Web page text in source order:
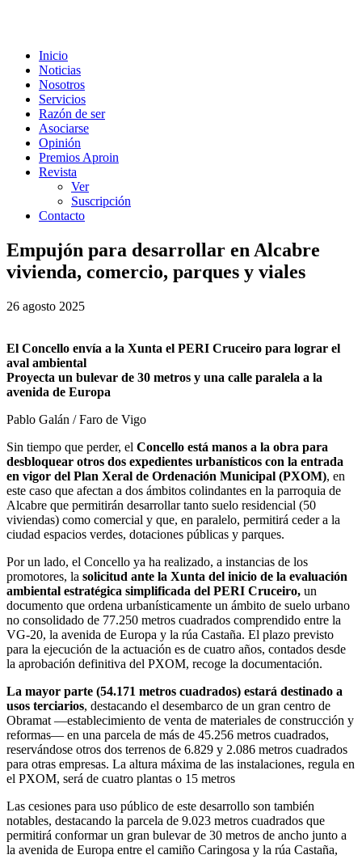
Inicio
Noticias
Nosotros
Servicios
Razón de ser
Asociarse
Opinión
Premios Aproin
Revista
Ver
Suscripción
Contacto
Empujón para desarrollar en Alcabre
vivienda, comercio, parques y viales
26 agosto 2025
El Concello envía a la Xunta el PERI Cruceiro para lograr el
aval ambiental
Proyecta un bulevar de 30 metros y una calle paralela a la
avenida de Europa
Pablo Galán / Faro de Vigo
Sin tiempo que perder, el Concello está manos a la obra para
desbloquear otros dos expedientes urbanísticos con la entrada
en vigor del Plan Xeral de Ordenación Municipal (PXOM), en
este caso que afectan a dos ámbitos colindantes en la parroquia de
Alcabre que permitirán desarrollar tanto suelo residencial (50
viviendas) como comercial y que, en paralelo, permitirá ceder a la
ciudad espacios verdes, dotaciones públicas y parques.
Por un lado, el Concello ya ha realizado, a instancias de los
promotores, la solicitud ante la Xunta del inicio de la evaluación
ambiental estratégica simplificada del PERI Cruceiro, un
documento que ordena urbanísticamente un ámbito de suelo urbano
no consolidado de 77.250 metros cuadrados comprendido entre la
VG-20, la avenida de Europa y la rúa Castaña. El plazo previsto
para la ejecución de la actuación es de cuatro años, contados desde
la aprobación definitiva del PXOM, recoge la documentación.
La mayor parte (54.171 metros cuadrados) estará destinado a
usos terciarios, destacando el desembarco de un gran centro de
Obramat —establecimiento de venta de materiales de construcción y
reformas— en una parcela de más de 45.256 metros cuadrados,
reservándose otros dos terrenos de 6.829 y 2.086 metros cuadrados
para otras empresas. La altura máxima de las instalaciones, regula en
el PXOM, será de cuatro plantas o 15 metros
Las cesiones para uso público de este desarrollo son también
notables, destacando la parcela de 9.023 metros cuadrados que
permitirá conformar un gran bulevar de 30 metros de ancho junto a
la avenida de Europa entre el camiño Caringosa y la rúa Castaña,